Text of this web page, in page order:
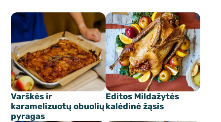
Varškės ir
karamelizuotų obuolių
pyragas
Editos Mildažytės
kalėdinė žąsis